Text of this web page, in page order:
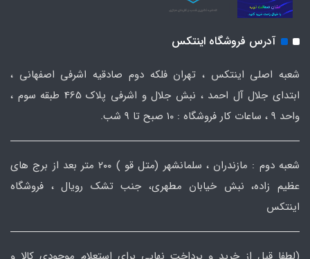
آدرس فروشگاه اینتکس
شعبه اصلی اینتکس ، تهران فلکه دوم صادقیه اشرفی اصفهانی ،
ابتدای جلال آل احمد ، نبش جلال و اشرفی پلاک 465 طبقه سوم ،
واحد ۹ ، ساعات کار فروشگاه : ۱۰ صبح تا ۹ شب.
شعبه دوم : مازندران ، سلمانشهر (متل قو ) ۲۰۰ متر بعد از برج های
عظیم زاده، نبش خیابان مطهری، جنب تشک رویال ، فروشگاه
اینتکس